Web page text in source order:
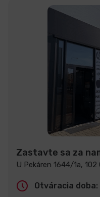
Zastavte sa za
U Pekáren 1644/1a, 102
Otváracia doba: